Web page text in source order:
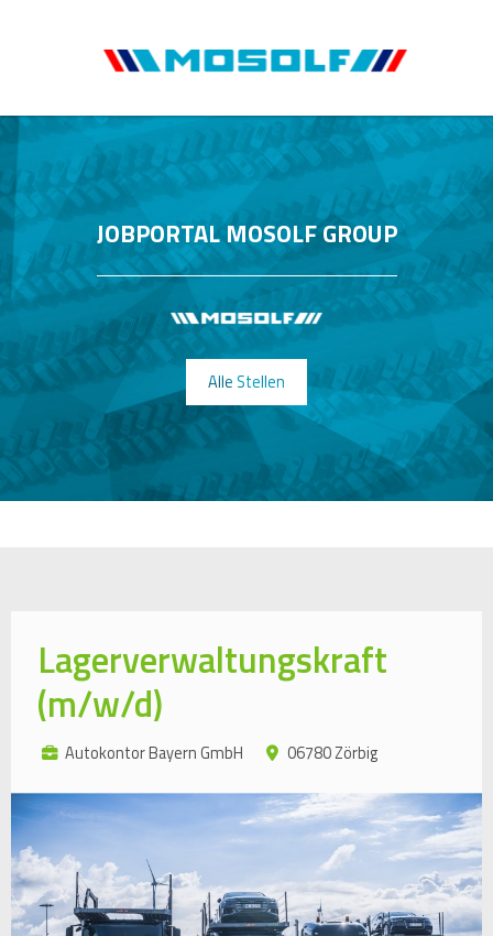
JOBPORTAL MOSOLF GROUP
Alle Stellen
Lagerverwaltungskraft
(m/w/d)
Autokontor Bayern GmbH 06780 Zörbig